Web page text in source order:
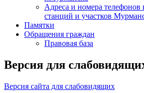
Адреса и номера телефонов
станций и участков
Памятки
Обращения граждан
Правовая база
Версия для
Версия сайта для слабовидящих